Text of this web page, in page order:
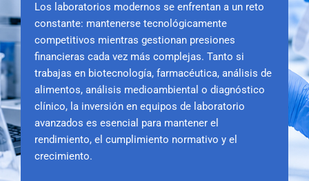
Los laboratorios modernos se enfrentan a un reto
constante: mantenerse tecnológicamente
competitivos mientras gestionan presiones
financieras cada vez más complejas. Tanto si
trabajas en biotecnología, farmacéutica, análisis de
alimentos, análisis medioambiental o diagnóstico
clínico, la inversión en equipos de laboratorio
avanzados es esencial para mantener el
rendimiento, el cumplimiento normativo y el
crecimiento.